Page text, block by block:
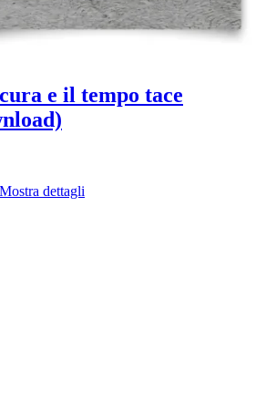
e il tempo tace
Mostra dettagli